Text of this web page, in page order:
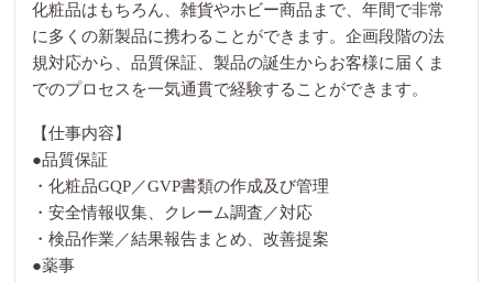
化粧品はもちろん、雑貨やホビー商品まで、年間で非常
に多くの新製品に携わることができます。企画段階の法
規対応から、品質保証、製品の誕生からお客様に届くま
でのプロセスを一気通貫で経験することができます。
【仕事内容】
●品質保証
・化粧品GQP／GVP書類の作成及び管理
・安全情報収集、クレーム調査／対応
・検品作業／結果報告まとめ、改善提案
●薬事